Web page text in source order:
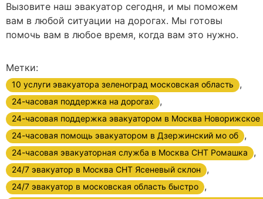
Вызовите наш эвакуатор сегодня, и мы поможем
вам в любой ситуации на дорогах. Мы готовы
помочь вам в любое время, когда вам это нужно.
Метки:
10 услуги эвакуатора зеленоград московская область ,
24-часовая поддержка на дорогах ,
24-часовая поддержка эвакуатором в Москва Новорижское
24-часовая помощь эвакуатором в Дзержинский мо об
,
24-часовая эвакуаторная служба в Москва СНТ Ромашка ,
24/7 эвакуатор в Москва СНТ Ясеневый склон ,
24/7 эвакуатор в московская область быстро ,